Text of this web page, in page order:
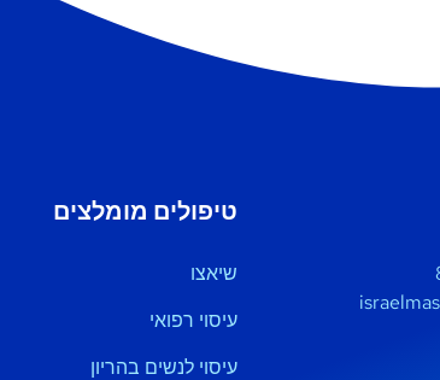
טיפולים מומלצים
שיאצו
עיסוי רפואי
עיסוי לנשים בהריון